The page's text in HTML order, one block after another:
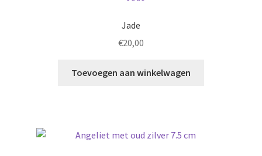
Jade
€20,00
Toevoegen aan winkelwagen